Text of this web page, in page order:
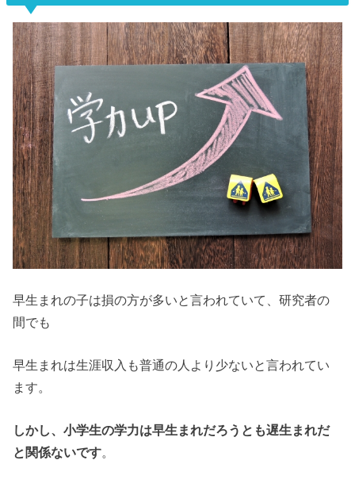
早生まれの子は損の方が多いと言われていて、研究者の
間でも
早生まれは生涯収入も普通の人より少ないと言われてい
ます。
しかし、小学生の学力は早生まれだろうとも遅生まれだ
と関係ないです。